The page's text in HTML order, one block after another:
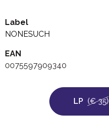
Label
NONESUCH
EAN
0075597909340
LP (€ 35)